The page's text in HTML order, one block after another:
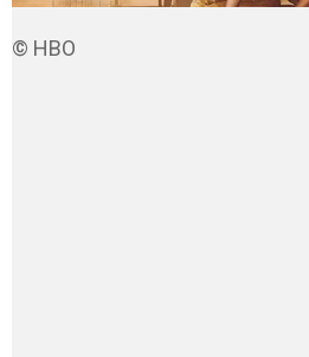
© HBO